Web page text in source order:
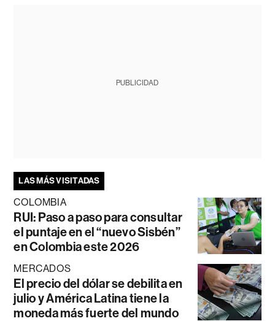
PUBLICIDAD
LAS MÁS VISITADAS
COLOMBIA
RUI: Paso a paso para consultar
el puntaje en el “nuevo Sisbén”
en Colombia este 2026
MERCADOS
El precio del dólar se debilita en
julio y América Latina tiene la
moneda más fuerte del mundo